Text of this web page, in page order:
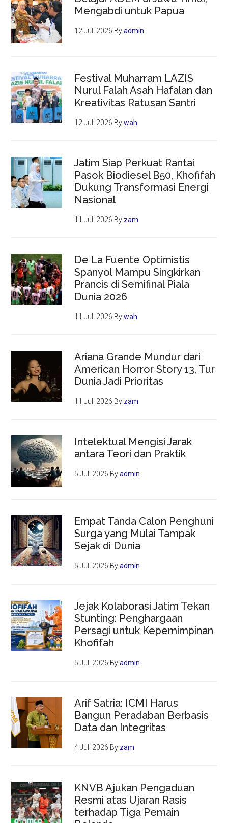
Mengabdi untuk Papua
12 Juli 2026 Byadmin
Festival Muharram LAZIS
Nurul Falah Asah Hafalan dan
Kreativitas Ratusan Santri
12 Juli 2026 Bywah
Jatim Siap Perkuat Rantai
Pasok Biodiesel B50, Khofifah
Dukung Transformasi Energi
Nasional
11 Juli 2026 By zam
De La Fuente Optimistis
Spanyol Mampu Singkirkan
Prancis di Semifinal Piala
Dunia 2026
11 Juli 2026 Bywah
Ariana Grande Mundur dari
American Horror Story 13, Tur
Dunia Jadi Prioritas
11 Juli 2026 By zam
Intelektual Mengisi Jarak
antara Teori dan Praktik
5 Juli 2026 Byadmin
Empat Tanda Calon Penghuni
Surga yang Mulai Tampak
Sejak di Dunia
5 Juli 2026 Byadmin
Jejak Kolaborasi Jatim Tekan
Stunting: Penghargaan
Persagi untuk Kepemimpinan
Khofifah
5 Juli 2026 Byadmin
Arif Satria: ICMI Harus
Bangun Peradaban Berbasis
Data dan Integritas
4 Juli 2026 By zam
KNVB Ajukan Pengaduan
Resmi atas Ujaran Rasis
terhadap Tiga Pemain